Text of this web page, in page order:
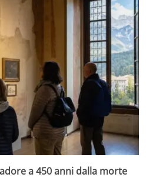
a 450 anni dalla morte